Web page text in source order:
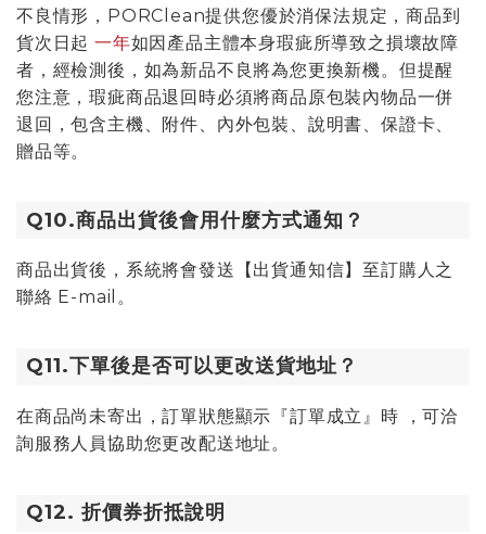
不良情形， PORClean提供您優於消保法規定，商品到
貨次日起 一年如因產品主體本身瑕疵所導致之損壞故障
者，經檢測後，如為新品不良將為您更換新機。但提醒
您注意，瑕疵商品退回時必須將商品原包裝內物品一併
退回，包含主機、附件、內外包裝、說明書、保證卡、
贈品等。
Q10.商品出貨後會用什麼方式通知？
商品出貨後，系統將會發送【出貨通知信】至訂購人之
聯絡 E-mail。
Q11.下單後是否可以更改送貨地址？
在商品尚未寄出，訂單狀態顯示『訂單成立』時 ，可洽
詢服務人員協助您更改配送地址。
Q12. 折價券折抵說明